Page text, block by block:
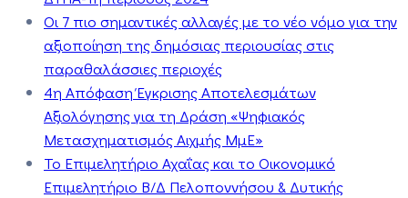
Οι 7 πιο σημαντικές αλλαγές με το νέο νόμο για την
αξιοποίηση της δημόσιας περιουσίας στις
παραθαλάσσιες περιοχές
4η Απόφαση Έγκρισης Αποτελεσμάτων
Αξιολόγησης για τη Δράση «Ψηφιακός
Μετασχηματισμός Αιχμής ΜμΕ»
Το Επιμελητήριο Αχαΐας και το Οικονομικό
Επιμελητήριο Β/Δ Πελοποννήσου & Δυτικής